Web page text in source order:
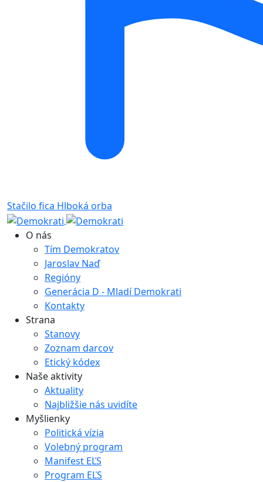
Stačilo fica Hlboká orba
O nás
Tím Demokratov
Jaroslav Naď
Regióny
Generácia D - Mladí Demokrati
Kontakty
Strana
Stanovy
Zoznam darcov
Etický kódex
Naše aktivity
Aktuality
Najbližšie nás uvidíte
Myšlienky
Politická vízia
Volebný program
Manifest EĽS
Program EĽS